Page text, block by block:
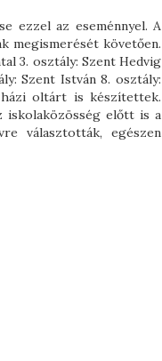
ezzel az eseménnyel. A
megismerését követően.
3. osztály: Szent Hedvig
Szent István 8. osztály:
oltárt is készítettek.
iskolaközösség előtt is a
választották, egészen